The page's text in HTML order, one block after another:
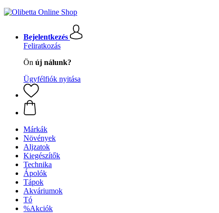
Bejelentkezés
Feliratkozás
Ön új nálunk?
Ügyfélfiók nyitása
Márkák
Növények
Aljzatok
Kiegészítők
Technika
Ápolók
Tápok
Akváriumok
Tó
%Akciók